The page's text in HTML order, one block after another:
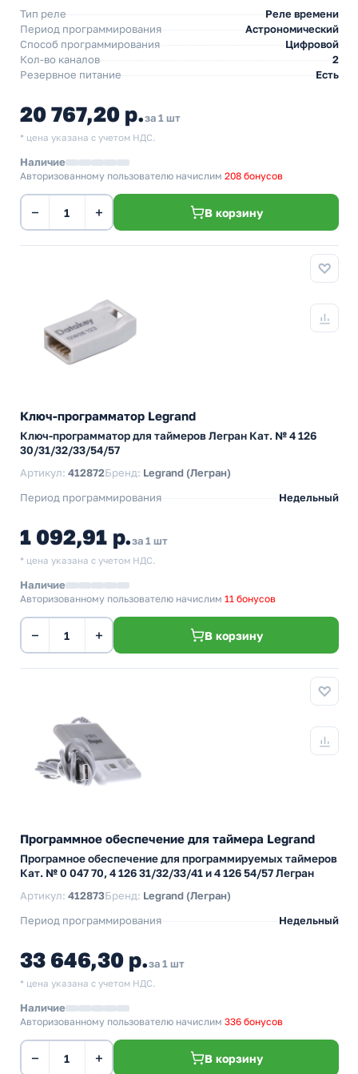
Тип реле
Реле времени
Период программирования
Астрономический
Способ программирования
Цифровой
Кол-во каналов
2
Резервное питание
Есть
20 767,20 р.за 1 шт
* цена указана с учетом НДС.
Наличие
Авторизованному пользователю начислим 208 бонусов
− + В корзину
Ключ-программатор Legrand
Ключ-программатор для таймеров Легран Кат. № 4 126
30/31/32/33/54/57
Артикул: 412872Бренд: Legrand (Легран)
Период программирования
Недельный
1 092,91 р.за 1 шт
* цена указана с учетом НДС.
Наличие
Авторизованному пользователю начислим 11 бонусов
− + В корзину
Программное обеспечение для таймера Legrand
Програмное обеспечение для программируемых таймеров
Кат. № 0 047 70, 4 126 31/32/33/41 и 4 126 54/57 Легран
Артикул: 412873Бренд: Legrand (Легран)
Период программирования
Недельный
33 646,30 р.за 1 шт
* цена указана с учетом НДС.
Наличие
Авторизованному пользователю начислим 336 бонусов
− + В корзину